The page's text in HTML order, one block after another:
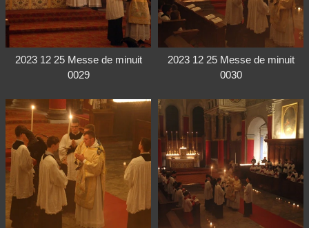
2023 12 25 Messe de minuit
0029
2023 12 25 Messe de minuit
0030